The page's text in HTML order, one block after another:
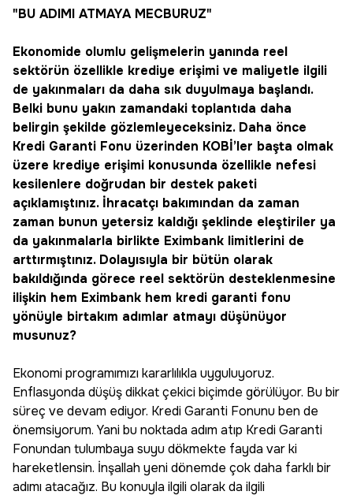
"BU ADIMI ATMAYA MECBURUZ"
Ekonomide olumlu gelişmelerin yanında reel
sektörün özellikle krediye erişimi ve maliyetle ilgili
de yakınmaları da daha sık duyulmaya başlandı.
Belki bunu yakın zamandaki toplantıda daha
belirgin şekilde gözlemleyeceksiniz. Daha önce
Kredi Garanti Fonu üzerinden KOBİ’ler başta olmak
üzere krediye erişimi konusunda özellikle nefesi
kesilenlere doğrudan bir destek paketi
açıklamıştınız. İhracatçı bakımından da zaman
zaman bunun yetersiz kaldığı şeklinde eleştiriler ya
da yakınmalarla birlikte Eximbank limitlerini de
arttırmıştınız. Dolayısıyla bir bütün olarak
bakıldığında görece reel sektörün desteklenmesine
ilişkin hem Eximbank hem kredi garanti fonu
yönüyle birtakım adımlar atmayı düşünüyor
musunuz?
Ekonomi programımızı kararlılıkla uyguluyoruz.
Enflasyonda düşüş dikkat çekici biçimde görülüyor. Bu bir
süreç ve devam ediyor. Kredi Garanti Fonunu ben de
önemsiyorum. Yani bu noktada adım atıp Kredi Garanti
Fonundan tulumbaya suyu dökmekte fayda var ki
hareketlensin. İnşallah yeni dönemde çok daha farklı bir
adımı atacağız. Bu konuyla ilgili olarak da ilgili